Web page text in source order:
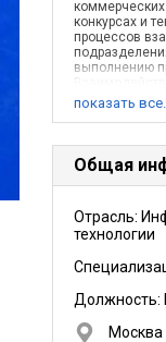
конкурсах и
процессов
выполнению
системный
аутсорсингу,
банков,
страховых
показать
Общая
Отрасль:
технологии
Должность:
Москва